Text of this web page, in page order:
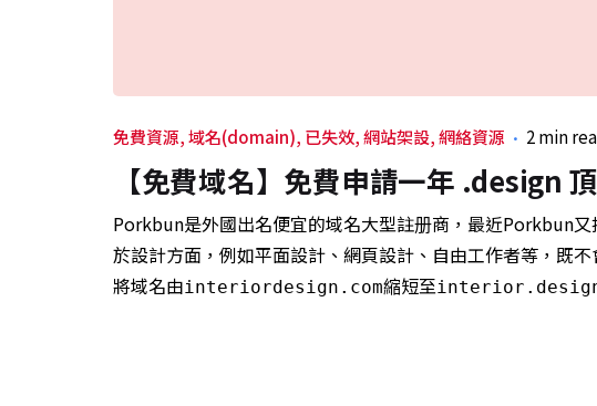
免費資源 域名(domain) 已失效 網站架設 網絡資源 2 min
【免費域名】免費申請一年 .design
Porkbun是外國出名便宜的域名大型註册商，最近Porkbun
於設計方面，例如平面設計、網頁設計、自由工作者等，既不
將域名由interiordesign.com縮短至